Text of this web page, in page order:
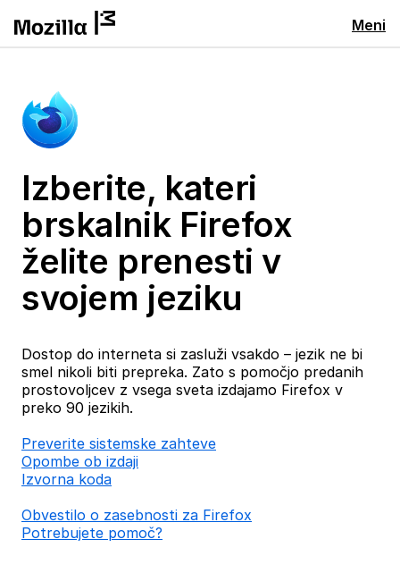
Meni
Izberite, kateri
brskalnik Firefox
želite prenesti v
svojem jeziku
Dostop do interneta si zasluži vsakdo – jezik ne bi
smel nikoli biti prepreka. Zato s pomočjo predanih
prostovoljcev z vsega sveta izdajamo Firefox v
preko 90 jezikih.
Preverite sistemske zahteve
Opombe ob izdaji
Izvorna koda
Obvestilo o zasebnosti za Firefox
Potrebujete pomoč?